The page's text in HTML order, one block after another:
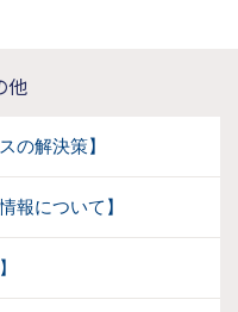
他
の解決策】
報について】